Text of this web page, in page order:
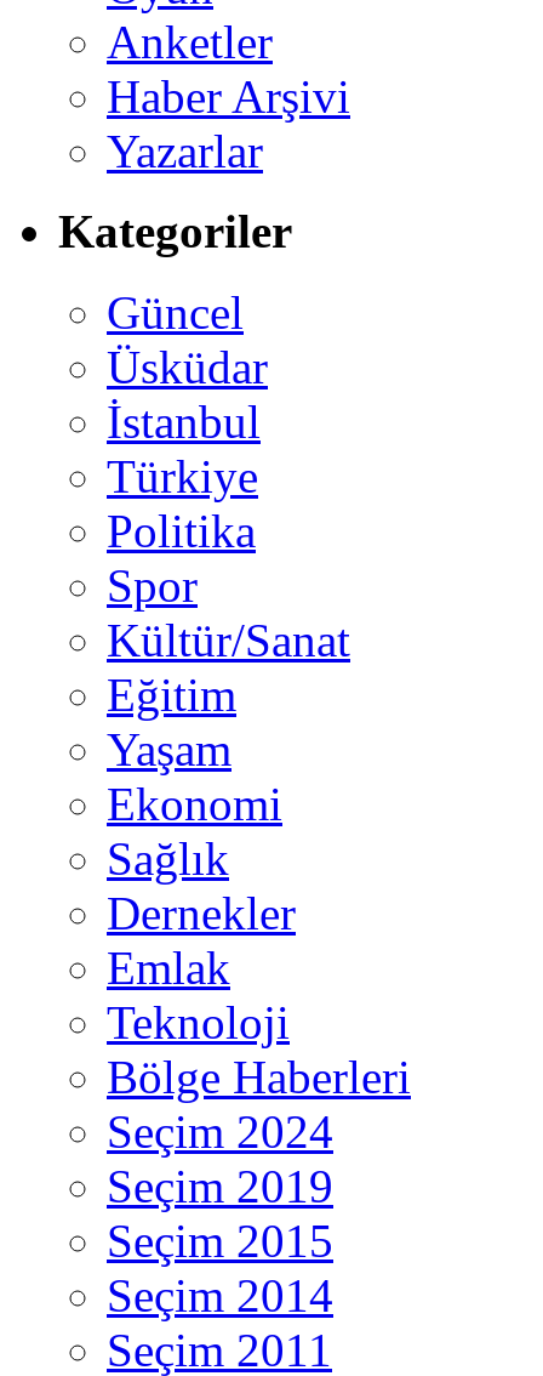
Anketler
Haber Arşivi
Yazarlar
Kategoriler
Güncel
Üsküdar
İstanbul
Türkiye
Politika
Spor
Kültür/Sanat
Eğitim
Yaşam
Ekonomi
Sağlık
Dernekler
Emlak
Teknoloji
Bölge Haberleri
Seçim 2024
Seçim 2019
Seçim 2015
Seçim 2014
Seçim 2011